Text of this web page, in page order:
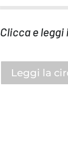
Clicca e leggi
Leggi la